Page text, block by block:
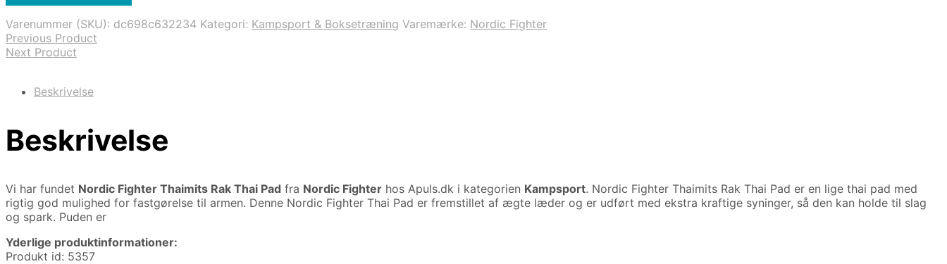
1.999,00 kr..999,00 kr..
Varenummer (SKU): dc698c632234 Kategori: Kampsport & Boksetræning Varemærke: Nordic Fighter
Previous Product
Next Product
Beskrivelse
Beskrivelse
Vi har fundet Nordic Fighter Thaimits Rak Thai Pad fra Nordic Fighter hos Apuls.dk i kategorien Kampsport. Nordic Fighter Thaimits Rak Thai Pad er en lige thai pad med
rigtig god mulighed for fastgørelse til armen. Denne Nordic Fighter Thai Pad er fremstillet af ægte læder og er udført med ekstra kraftige syninger, så den kan holde til slag
og spark. Puden er
Yderlige produktinformationer:
Produkt id: 5357